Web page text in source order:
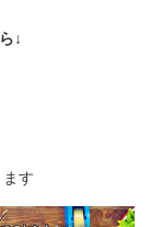
↓
ます